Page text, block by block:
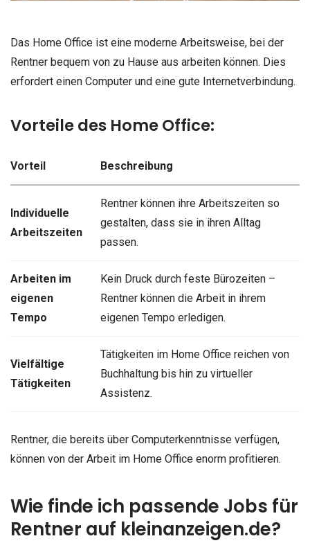
Das Home Office ist eine moderne Arbeitsweise, bei der
Rentner bequem von zu Hause aus arbeiten können. Dies
erfordert einen Computer und eine gute Internetverbindung.
Vorteile des Home Office:
Vorteil Beschreibung
Individuelle
Arbeitszeiten
Rentner können ihre Arbeitszeiten so
gestalten, dass sie in ihren Alltag
passen.
Arbeiten im
eigenen
Tempo
Kein Druck durch feste Bürozeiten –
Rentner können die Arbeit in ihrem
eigenen Tempo erledigen.
Vielfältige
Tätigkeiten
Tätigkeiten im Home Office reichen von
Buchhaltung bis hin zu virtueller
Assistenz.
Rentner, die bereits über Computerkenntnisse verfügen,
können von der Arbeit im Home Office enorm profitieren.
Wie finde ich passende Jobs für
Rentner auf kleinanzeigen.de?